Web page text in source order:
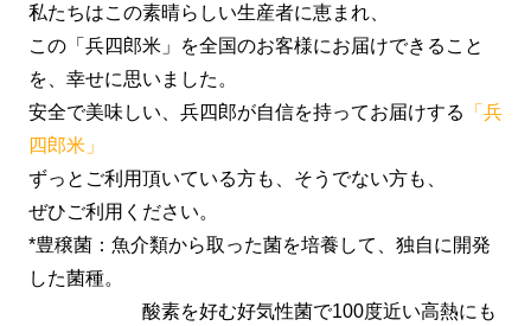
私たちはこの素晴らしい生産者に恵まれ、
この「兵四郎米」を全国のお客様にお届けできること
を、幸せに思いました。
安全で美味しい、兵四郎が自信を持ってお届けする
「兵
四郎米」
ずっとご利用頂いている方も、そうでない方も、
ぜひご利用ください。
*豊穣菌：魚介類から取った菌を培養して、独自に開発
した菌種。
酸素を好む好気性菌で100度近い高熱にも